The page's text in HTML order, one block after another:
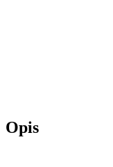
Opis